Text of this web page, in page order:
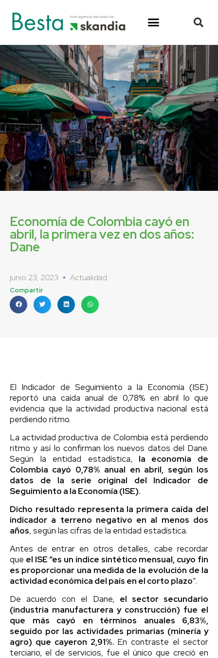
Economía de Colombia cayó en
abril, la primera vez en dos años:
Dane
junio 23, 2023 Actualidad
Compartir
El Indicador de Seguimiento a la Economía (ISE)
reportó una caída anual de 0,78% en abril lo que
evidencia que la actividad productiva nacional está
perdiendo ritmo.
La actividad productiva de Colombia está perdiendo
ritmo y así lo confirman los nuevos datos del Dane.
Según la entidad estadística, la economía de
Colombia cayó 0,78% anual en abril, según los
datos de la serie original del Indicador de
Seguimiento a la Economía (ISE).
Dicho resultado representa la primera caída del
indicador a terreno negativo en al menos dos
años, según las cifras de la entidad estadística.
Antes de entrar en otros detalles, cabe recordar
que el ISE “es un índice sintético mensual, cuyo fin
es proporcionar una medida de la evolución de la
actividad económica del país en el corto plazo”.
De acuerdo con el Dane, el sector secundario
(industria manufacturera y construcción) fue el
que más cayó en términos anuales 6,83%,
seguido por las actividades primarias (minería y
agro) que cayeron 2,91%. En contraste el sector
terciario, el de servicios, fue el único que creció en